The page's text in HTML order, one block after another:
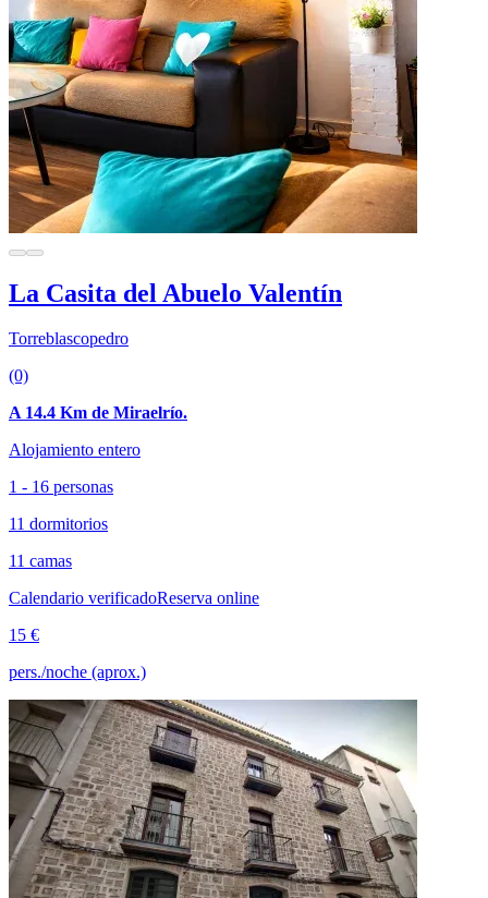
La Casita del Abuelo Valentín
Torreblascopedro
(0)
A 14.4 Km de Miraelrío.
Alojamiento entero
1 - 16 personas
11 dormitorios
11 camas
Calendario verificadoReserva online
15 €
pers./noche (aprox.)